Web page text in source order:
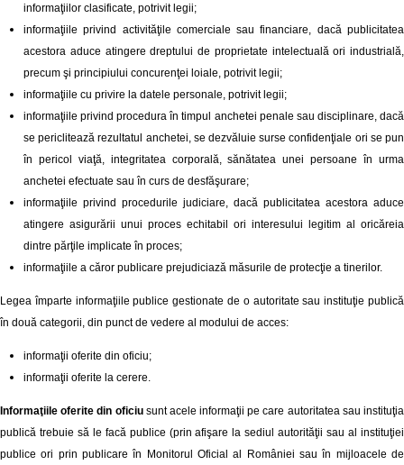
informaţiilor clasificate, potrivit legii;
informaţiile privind activităţile comerciale sau financiare, dacă publicitatea
acestora aduce atingere dreptului de proprietate intelectuală ori industrială,
precum şi principiului concurenţei loiale, potrivit legii;
informaţiile cu privire la datele personale, potrivit legii;
informaţiile privind procedura în timpul anchetei penale sau disciplinare, dacă
se periclitează rezultatul anchetei, se dezvăluie surse confidenţiale ori se pun
în pericol viaţă, integritatea corporală, sănătatea unei persoane în urma
anchetei efectuate sau în curs de desfăşurare;
informaţiile privind procedurile judiciare, dacă publicitatea acestora aduce
atingere asigurării unui proces echitabil ori interesului legitim al oricăreia
dintre părţile implicate în proces;
informaţiile a căror publicare prejudiciază măsurile de protecţie a tinerilor.
Legea împarte informaţiile publice gestionate de o autoritate sau instituţie publică
în două categorii, din punct de vedere al modului de acces:
informaţii oferite din oficiu;
informaţii oferite la cerere.
Informaţiile oferite din oficiusunt acele informaţii pe care autoritatea sau instituţia
publică trebuie să le facă publice (prin afişare la sediul autorităţii sau al instituţiei
publice ori prin publicare în Monitorul Oficial al României sau în mijloacele de